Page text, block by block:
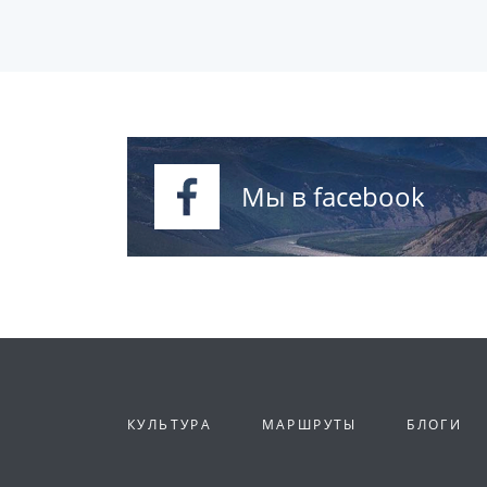
Мы в facebook
КУЛЬТУРА МАРШРУТЫ БЛОГИ